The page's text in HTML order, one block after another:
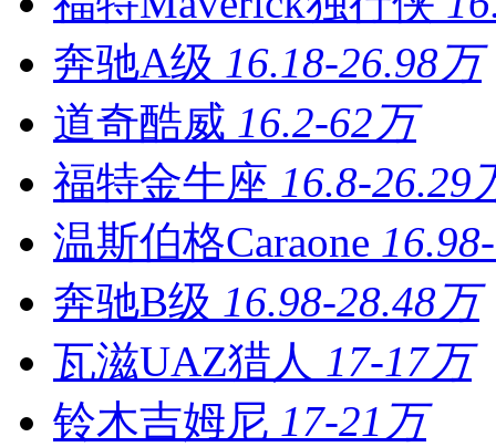
奔驰A级 16.18-26.98万
道奇酷威 16.2-62万
福特金牛座 16.8-26.29
温斯伯格Caraone
奔驰B级 16.98-28.48万
瓦滋UAZ猎人 17-17万
铃木吉姆尼 17-21万